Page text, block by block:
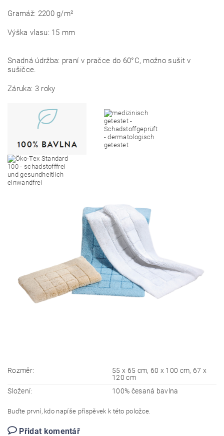
Gramáž: 2200 g/m²
Výška vlasu: 15 mm
Snadná údržba: praní v pračce do 60°C, možno sušit v
sušičce.
Záruka: 3 roky
Rozměr:
55 x 65 cm, 60 x 100 cm, 67 x
120 cm
Složení:
100% česaná bavlna
Buďte první, kdo napíše příspěvek k této položce.
Přidat komentář